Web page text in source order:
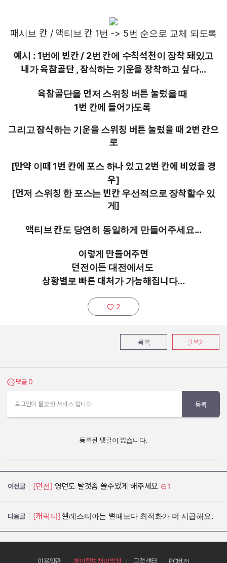
패시브 칸 / 액티브 칸 1번 -> 5번 순으로 교체 되도록
예시 : 1번에 빈칸 / 2번 칸에 수칙석천이 장착 돼있고
내가 육참골단 , 잠식하는 기운을 장착하고 싶다...
육참골단을 먼저 스위칭 버튼 눌렀을 때
1번 칸에 들어가도록
그리고 잠식하는 기운을 스위칭 버튼 눌렀을 때 2번 칸으
로
[만약 이때 1번 칸에 포스 하나 있고 2번 칸에 비었을 경
우]
[먼저 스위칭 한 포스는 빈칸 우선적으로 장착할수 있
게]
액티브 칸도 당연히 동일하게 만들어주세요...
이렇게 만들어주면
던전이든 대전에서도
상황별로 빠른 대처가 가능해집니다...
추천하기:
2
목록 글쓰기
댓글 보기
댓글 0
로그인이 필요한 서비스 입니다. 등록
등록된 댓글이 없습니다.
이전글 [던전] 영던도 탈것좀 쓸수있게 해주세요 1
다음글 [캐릭터] 셀레스티아는 밸패보다 최적화가 더 시급해요.
이용약관 개인정보처리방침 고객센터 PC버전